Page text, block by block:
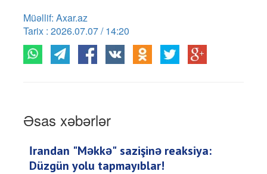
Müəllif: Axar.az
Tarix : 2026.07.07 / 14:20
Əsas xəbərlər
İrandan "Məkkə" sazişinə reaksiya:
Düzgün yolu tapmayıblar!